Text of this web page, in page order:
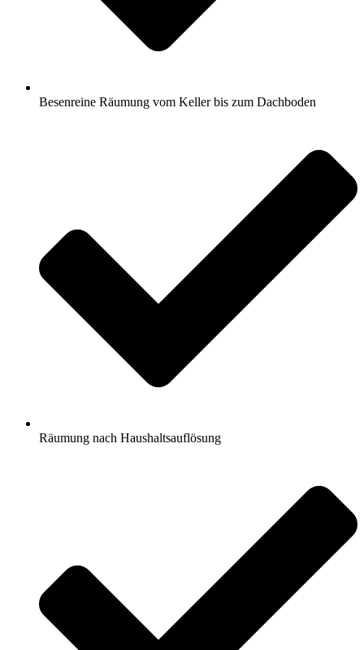
Besenreine Räumung vom Keller bis zum Dachboden
Räumung nach Haushaltsauflösung